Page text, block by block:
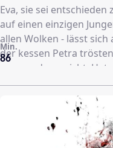
Eva, sie sei
auf einen einzigen
allen Wolken - lässt
der kessen Petra
ganz und gar nicht. Hat
Riesenfehler
Geburtstagspartys
Schulaufführung
werden, aber so
zurückgewinnen ...
86
Min.